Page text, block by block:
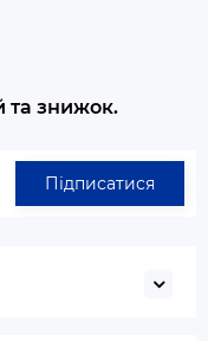
та знижок.
Підписатися